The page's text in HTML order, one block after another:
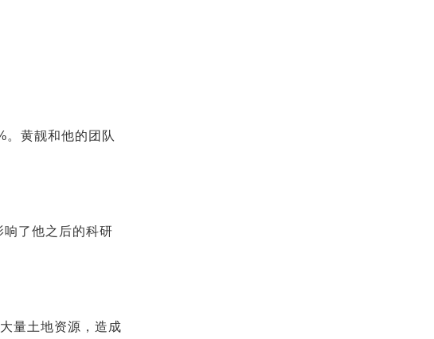
。黄靓和他的团队
了他之后的科研
量土地资源，造成